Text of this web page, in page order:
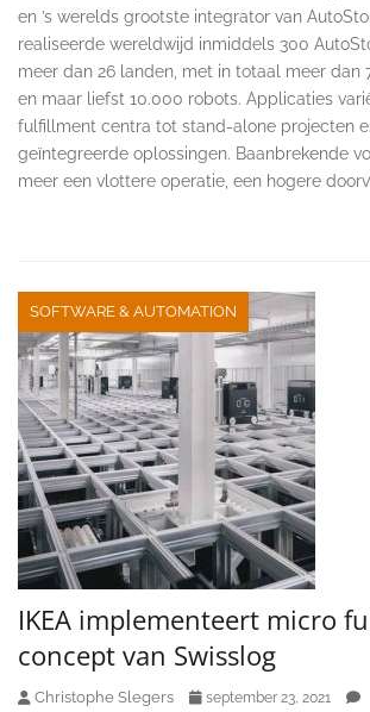
en ’s werelds grootste integrator van
realiseerde wereldwijd inmiddels 300
meer dan 26 landen, met in totaal meer dan
en maar liefst 10.000 robots. Applicaties
fulfillment centra tot stand-alone projecten
geïntegreerde oplossingen. Baanbrekende
meer een vlottere operatie, een hogere
SOFTWARE & AUTOMATION
IKEA implementeert micro
concept van Swisslog
Christophe Slegers september 23, 2021